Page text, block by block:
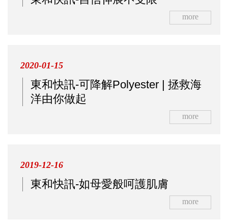
more
2020-01-15
東和快訊-可降解Polyester | 拯救海
洋由你做起
more
2019-12-16
東和快訊-如母愛般呵護肌膚
more